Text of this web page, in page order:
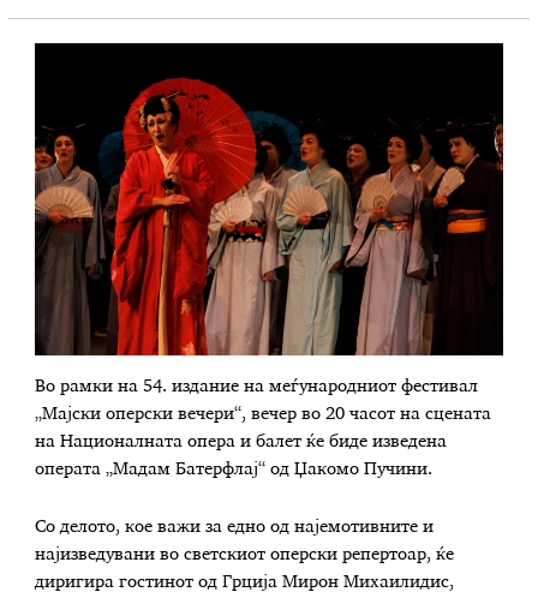
Во рамки на 54. издание на меѓународниот фестивал
„Мајски оперски вечери“, вечер во 20 часот на сцената
на Националната опера и балет ќе биде изведена
операта „Мадам Батерфлај“ од Џакомо Пучини.
Со делото, кое важи за едно од најемотивните и
најизведувани во светскиот оперски репертоар, ќе
диригира гостинот од Грција Мирон Михаилидис,